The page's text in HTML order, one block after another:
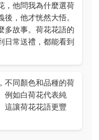
，他問我為什麼選荷
，他才恍然大悟。
多故事。荷花花語的
日常送禮，都能看到
不同顏色和品種的荷
例如白荷花代表純
這讓荷花花語更豐